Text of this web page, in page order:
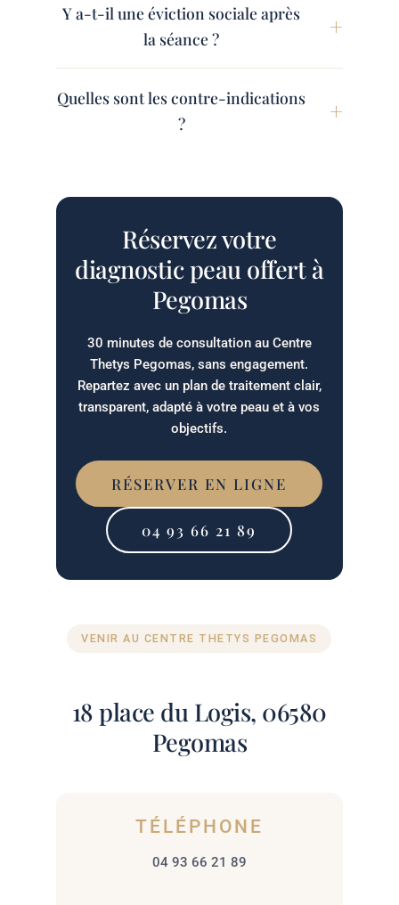
Y a-t-il une éviction sociale après
la séance ?
Quelles sont les contre-indications
?
Réservez votre
diagnostic peau offert à
Pegomas
30 minutes de consultation au Centre
Thetys Pegomas, sans engagement.
Repartez avec un plan de traitement clair,
transparent, adapté à votre peau et à vos
objectifs.
RÉSERVER EN LIGNE
04 93 66 21 89
VENIR AU CENTRE THETYS PEGOMAS
18 place du Logis, 06580
Pegomas
TÉLÉPHONE
04 93 66 21 89